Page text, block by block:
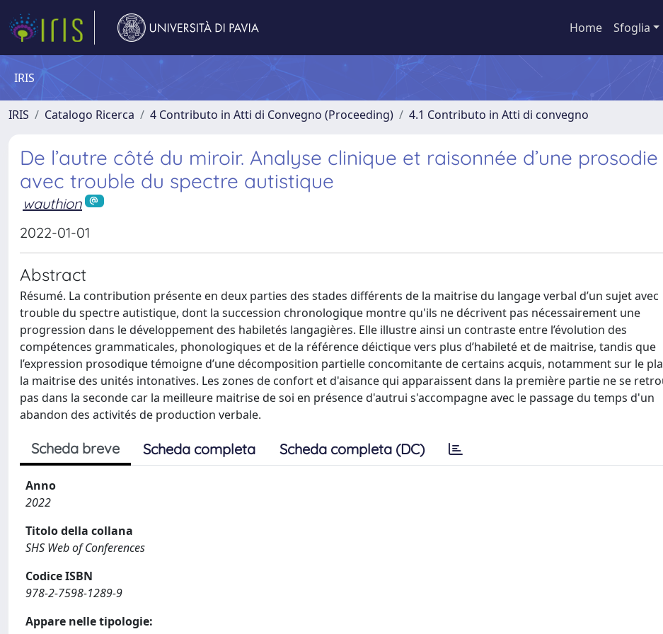
Home Sfoglia
IRIS
IRIS Catalogo Ricerca 4 Contributo in Atti di Convegno (Proceeding) 4.1 Contributo in Atti di convegno
De l’autre côté du miroir. Analyse clinique et raisonnée d’une prosodie
avec trouble du spectre autistique
wauthion
2022-01-01
Abstract
Résumé. La contribution présente en deux parties des stades différents de la maitrise du langage verbal d’un sujet avec
trouble du spectre autistique, dont la succession chronologique montre qu'ils ne décrivent pas nécessairement une
progression dans le développement des habiletés langagières. Elle illustre ainsi un contraste entre l’évolution des
compétences grammaticales, phonologiques et de la référence déictique vers plus d’habileté et de maitrise, tandis que
l’expression prosodique témoigne d’une décomposition partielle concomitante de certains acquis, notamment sur le
la maitrise des unités intonatives. Les zones de confort et d'aisance qui apparaissent dans la première partie ne se
pas dans la seconde car la meilleure maitrise de soi en présence d'autrui s'accompagne avec le passage du temps d'un
abandon des activités de production verbale.
Scheda breve Scheda completa Scheda completa (DC)
Anno
2022
Titolo della collana
SHS Web of Conferences
Codice ISBN
978-2-7598-1289-9
Appare nelle tipologie: